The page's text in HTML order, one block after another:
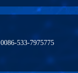
0086-533-7975775